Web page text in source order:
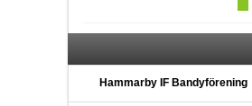
Hammarby IF Bandyförening